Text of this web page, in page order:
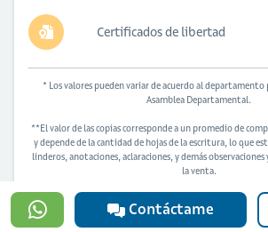
Contáctame
Certificados de libertad
* Los valores pueden variar de acuerdo al
Asamblea Departamental.
**El valor de las copias corresponde a un promedio de
y depende de la cantidad de hojas de la escritura, lo que
linderos, anotaciones, aclaraciones, y demás
la venta.